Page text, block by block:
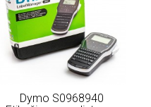
Dymo S0968940